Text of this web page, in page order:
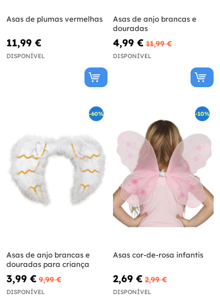
Asas de plumas vermelhas
11,99 €
DISPONÍVEL
Asas de anjo brancas e
douradas
4,99 € 11,99 €
DISPONÍVEL
-60%
Asas de anjo brancas e
douradas para criança
3,99 € 9,99 €
DISPONÍVEL
-10%
Asas cor-de-rosa infantis
2,69 € 2,99 €
DISPONÍVEL